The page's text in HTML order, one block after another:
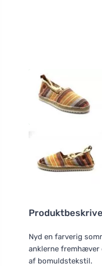
Nyd en farverig
anklerne fremhæver
af bomuldstekstil.